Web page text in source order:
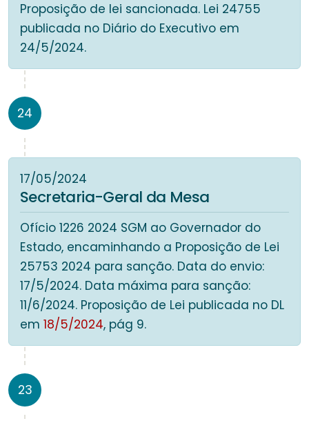
Proposição de lei sancionada. Lei 24755
publicada no Diário do Executivo em
24/5/2024.
24
17/05/2024
Secretaria-Geral da Mesa
Ofício 1226 2024 SGM ao Governador do
Estado, encaminhando a Proposição de Lei
25753 2024 para sanção. Data do envio:
17/5/2024. Data máxima para sanção:
11/6/2024. Proposição de Lei publicada no DL
em 18/5/2024, pág 9.
23